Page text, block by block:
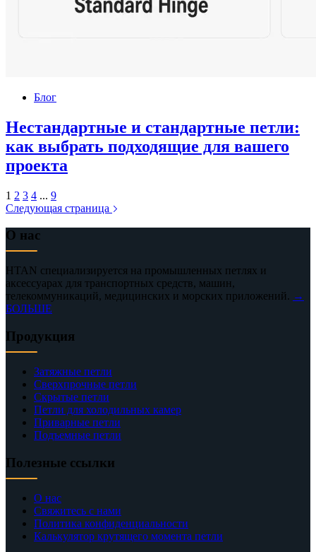
Блог
Нестандартные и стандартные петли:
как выбрать подходящие для вашего
проекта
1 2 3 4 ... 9
Следующая страница
О нас
HTAN специализируется на промышленных петлях и
аксессуарах для транспортных средств, машин,
телекоммуникаций, медицинских и морских приложений. →
БОЛЬШЕ
Продукция
Затяжные петли
Сверхпрочные петли
Скрытые петли
Петли для холодильных камер
Приварные петли
Подъемные петли
Полезные ссылки
О нас
Свяжитесь с нами
Политика конфиденциальности
Калькулятор крутящего момента петли